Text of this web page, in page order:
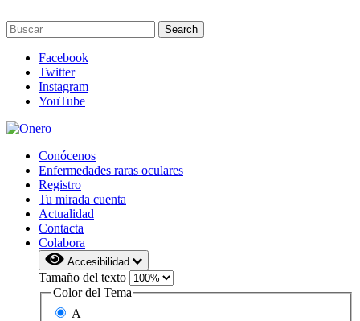
Facebook
Twitter
Instagram
YouTube
Conócenos
Enfermedades raras oculares
Registro
Tu mirada cuenta
Actualidad
Contacta
Colabora
Accesibilidad
Tamaño del texto
Color del Tema
A